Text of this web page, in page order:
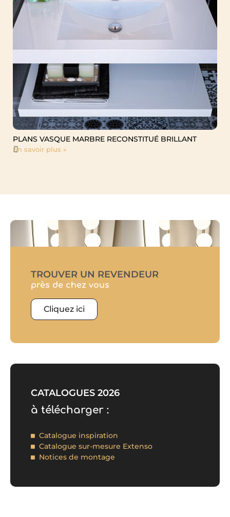
PLANS VASQUE MARBRE RECONSTITUÉ BRILLANT
En savoir plus »
PLATEAU CÉRAMIQUE TRAVERTIN